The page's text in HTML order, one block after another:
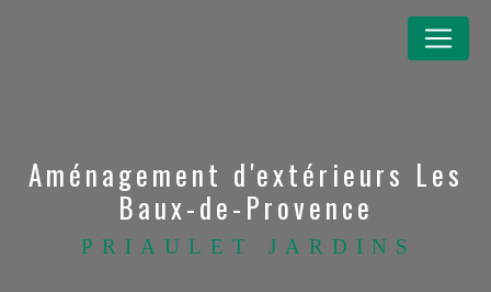
Aménagement d'extérieurs Les
Baux-de-Provence
PRIAULET JARDINS